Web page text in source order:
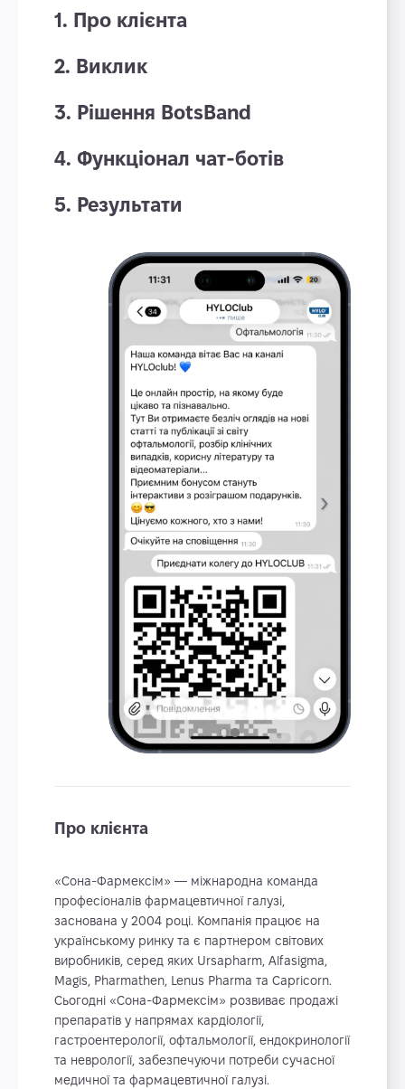
1. Про клієнта
2. Виклик
3. Рішення BotsBand
4. Функціонал чат-ботів
5. Результати
Про клієнта
«Сона-Фармексім» — міжнародна команда
професіоналів фармацевтичної галузі,
заснована у 2004 році. Компанія працює на
українському ринку та є партнером світових
виробників, серед яких Ursapharm, Alfasigma,
Magis, Pharmathen, Lenus Pharma та Capricorn.
Сьогодні «Сона-Фармексім» розвиває продажі
препаратів у напрямах кардіології,
гастроентерології, офтальмології, ендокринології
та неврології, забезпечуючи потреби сучасної
медичної та фармацевтичної галузі.